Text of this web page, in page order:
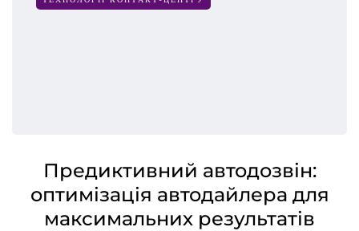
Предиктивний автодозвін:
оптимізація автодайлера для
максимальних результатів